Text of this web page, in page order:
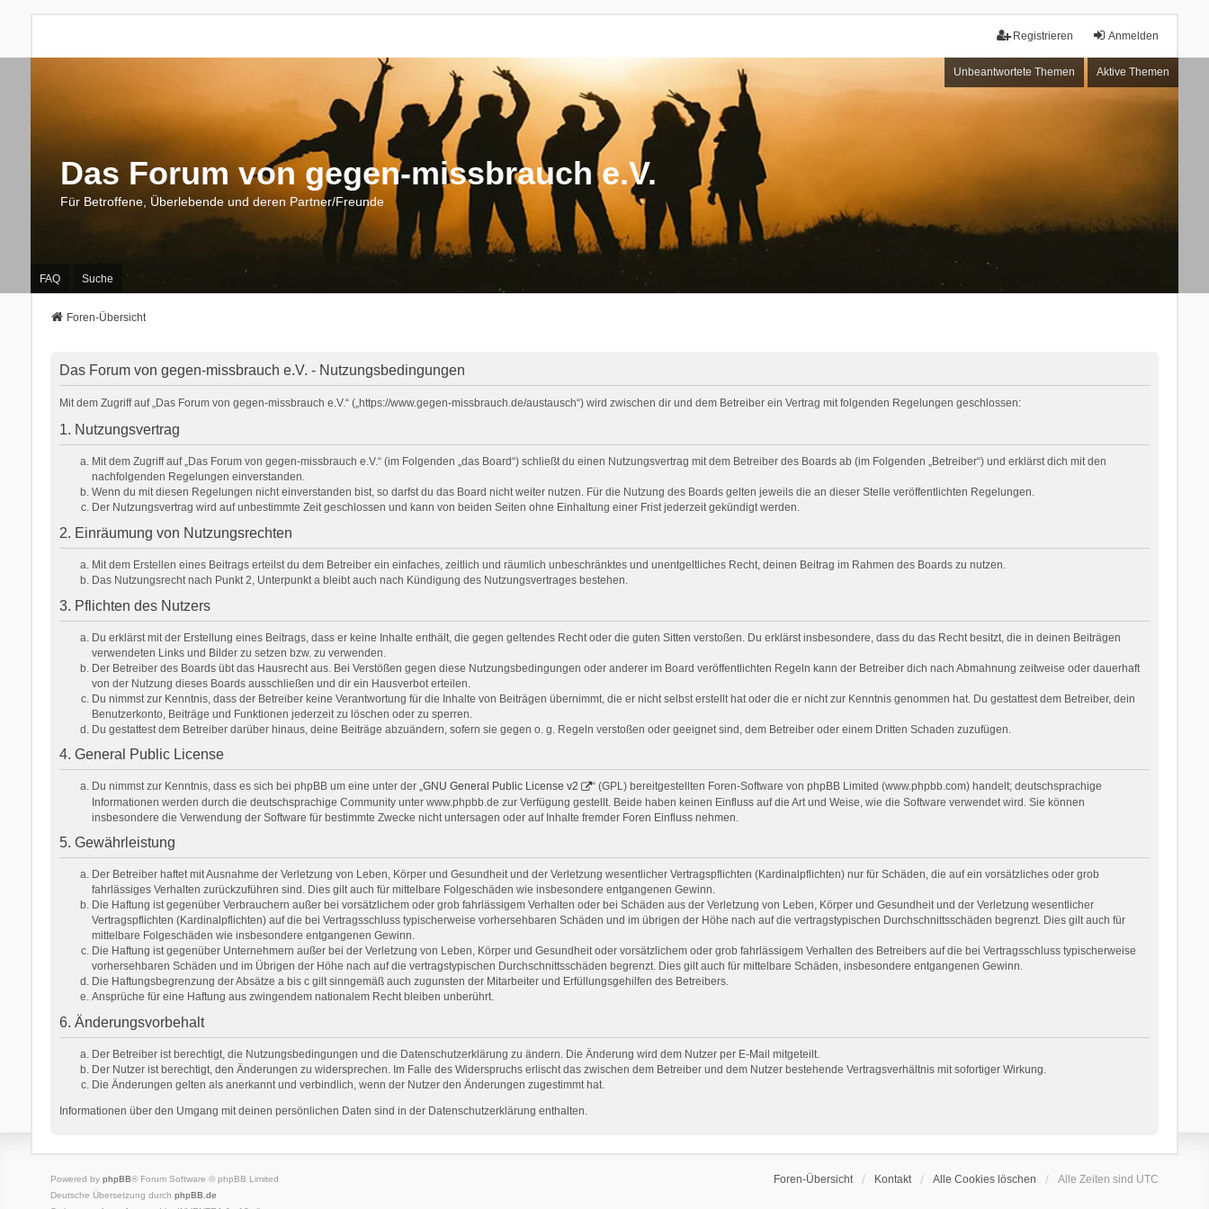
Anmelden
Registrieren
Unbeantwortete Themen Aktive Themen
Das Forum von gegen-missbrauch e.V.
Für Betroffene, Überlebende und deren Partner/Freunde
FAQ Suche
Foren-Übersicht
Das Forum von gegen-missbrauch e.V. - Nutzungsbedingungen
Mit dem Zugriff auf „Das Forum von gegen-missbrauch e.V.“ („https://www.gegen-missbrauch.de/austausch“) wird zwischen dir und dem Betreiber ein Vertrag mit folgenden Regelungen geschlossen:
1. Nutzungsvertrag
Mit dem Zugriff auf „Das Forum von gegen-missbrauch e.V.“ (im Folgenden „das Board“) schließt du einen Nutzungsvertrag mit dem Betreiber des Boards ab (im Folgenden „Betreiber“) und erklärst dich mit den
nachfolgenden Regelungen einverstanden.
Wenn du mit diesen Regelungen nicht einverstanden bist, so darfst du das Board nicht weiter nutzen. Für die Nutzung des Boards gelten jeweils die an dieser Stelle veröffentlichten Regelungen.
Der Nutzungsvertrag wird auf unbestimmte Zeit geschlossen und kann von beiden Seiten ohne Einhaltung einer Frist jederzeit gekündigt werden.
2. Einräumung von Nutzungsrechten
Mit dem Erstellen eines Beitrags erteilst du dem Betreiber ein einfaches, zeitlich und räumlich unbeschränktes und unentgeltliches Recht, deinen Beitrag im Rahmen des Boards zu nutzen.
Das Nutzungsrecht nach Punkt 2, Unterpunkt a bleibt auch nach Kündigung des Nutzungsvertrages bestehen.
3. Pflichten des Nutzers
Du erklärst mit der Erstellung eines Beitrags, dass er keine Inhalte enthält, die gegen geltendes Recht oder die guten Sitten verstoßen. Du erklärst insbesondere, dass du das Recht besitzt, die in deinen Beiträgen
verwendeten Links und Bilder zu setzen bzw. zu verwenden.
Der Betreiber des Boards übt das Hausrecht aus. Bei Verstößen gegen diese Nutzungsbedingungen oder anderer im Board veröffentlichten Regeln kann der Betreiber dich nach Abmahnung zeitweise oder dauerhaft
von der Nutzung dieses Boards ausschließen und dir ein Hausverbot erteilen.
Du nimmst zur Kenntnis, dass der Betreiber keine Verantwortung für die Inhalte von Beiträgen übernimmt, die er nicht selbst erstellt hat oder die er nicht zur Kenntnis genommen hat. Du gestattest dem Betreiber, dein
Benutzerkonto, Beiträge und Funktionen jederzeit zu löschen oder zu sperren.
Du gestattest dem Betreiber darüber hinaus, deine Beiträge abzuändern, sofern sie gegen o. g. Regeln verstoßen oder geeignet sind, dem Betreiber oder einem Dritten Schaden zuzufügen.
4. General Public License
Du nimmst zur Kenntnis, dass es sich bei phpBB um eine unter der „GNU General Public License v2
“ (GPL) bereitgestellten Foren-Software von phpBB Limited (www.phpbb.com) handelt; deutschsprachige
Informationen werden durch die deutschsprachige Community unter www.phpbb.de zur Verfügung gestellt. Beide haben keinen Einfluss auf die Art und Weise, wie die Software verwendet wird. Sie können
insbesondere die Verwendung der Software für bestimmte Zwecke nicht untersagen oder auf Inhalte fremder Foren Einfluss nehmen.
5. Gewährleistung
Der Betreiber haftet mit Ausnahme der Verletzung von Leben, Körper und Gesundheit und der Verletzung wesentlicher Vertragspflichten (Kardinalpflichten) nur für Schäden, die auf ein vorsätzliches oder grob
fahrlässiges Verhalten zurückzuführen sind. Dies gilt auch für mittelbare Folgeschäden wie insbesondere entgangenen Gewinn.
Die Haftung ist gegenüber Verbrauchern außer bei vorsätzlichem oder grob fahrlässigem Verhalten oder bei Schäden aus der Verletzung von Leben, Körper und Gesundheit und der Verletzung wesentlicher
Vertragspflichten (Kardinalpflichten) auf die bei Vertragsschluss typischerweise vorhersehbaren Schäden und im übrigen der Höhe nach auf die vertragstypischen Durchschnittsschäden begrenzt. Dies gilt auch für
mittelbare Folgeschäden wie insbesondere entgangenen Gewinn.
Die Haftung ist gegenüber Unternehmern außer bei der Verletzung von Leben, Körper und Gesundheit oder vorsätzlichem oder grob fahrlässigem Verhalten des Betreibers auf die bei Vertragsschluss typischerweise
vorhersehbaren Schäden und im Übrigen der Höhe nach auf die vertragstypischen Durchschnittsschäden begrenzt. Dies gilt auch für mittelbare Schäden, insbesondere entgangenen Gewinn.
Die Haftungsbegrenzung der Absätze a bis c gilt sinngemäß auch zugunsten der Mitarbeiter und Erfüllungsgehilfen des Betreibers.
Ansprüche für eine Haftung aus zwingendem nationalem Recht bleiben unberührt.
6. Änderungsvorbehalt
Der Betreiber ist berechtigt, die Nutzungsbedingungen und die Datenschutzerklärung zu ändern. Die Änderung wird dem Nutzer per E-Mail mitgeteilt.
Der Nutzer ist berechtigt, den Änderungen zu widersprechen. Im Falle des Widerspruchs erlischt das zwischen dem Betreiber und dem Nutzer bestehende Vertragsverhältnis mit sofortiger Wirkung.
Die Änderungen gelten als anerkannt und verbindlich, wenn der Nutzer den Änderungen zugestimmt hat.
Informationen über den Umgang mit deinen persönlichen Daten sind in der Datenschutzerklärung enthalten.
Foren-Übersicht Kontakt Alle Cookies löschen Alle Zeiten sind UTC
Powered by phpBB® Forum Software © phpBB Limited
Deutsche Übersetzung durch phpBB.de